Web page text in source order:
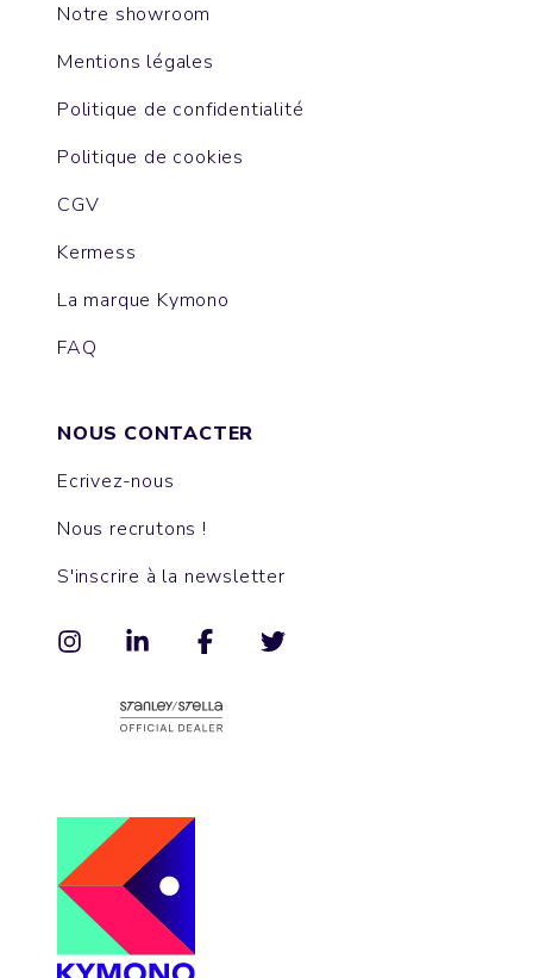
Notre showroom
Mentions légales
Politique de confidentialité
Politique de cookies
CGV
Kermess
La marque Kymono
FAQ
NOUS CONTACTER
Ecrivez-nous
Nous recrutons !
S'inscrire à la newsletter